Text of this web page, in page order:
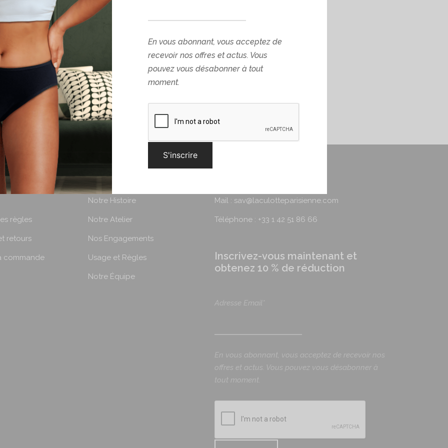
En vous abonnant, vous acceptez de
recevoir nos offres et actus. Vous
pouvez vous désabonner à tout
moment.
€
options
Mail : sav@laculotteparisienne.com
Téléphone : +33 1 42 51 86 66
Inscrivez-vous maintenant et
obtenez 10 % de réduction
Adresse Email*
En vous abonnant, vous acceptez de recevoir nos
offres et actus. Vous pouvez vous désabonner à
tout moment.
règles
retours
commande
À PROPOS
Notre Histoire
Notre Atelier
Nos Engagements
Usage et Règles
Notre Équipe